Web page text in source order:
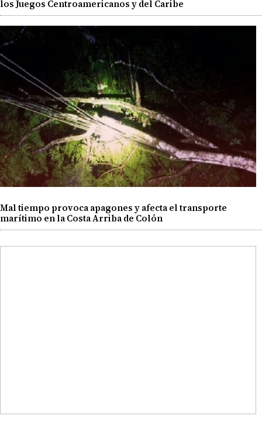
los Juegos Centroamericanos y del Caribe
Mal tiempo provoca apagones y afecta el transporte
marítimo en la Costa Arriba de Colón